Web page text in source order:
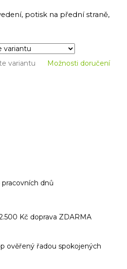
variantu Možnosti doručení
potisk na přední straně,
dnů
Kč doprava ZDARMA
ověřený řadou spokojených